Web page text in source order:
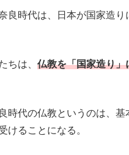
良時代は、日本が国家造り
ちは、 仏教を「国家造り」
時代の仏教というのは、基
けることになる。